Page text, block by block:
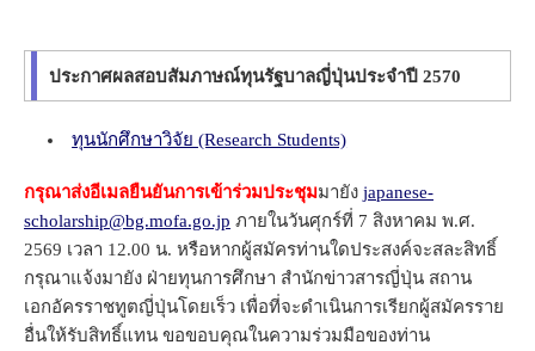
ประกาศผลสอบสัมภาษณ์ทุนรัฐบาลญี่ปุ่นประจำปี 2570
ทุนนักศึกษาวิจัย (Research Students)
กรุณาส่งอีเมลยืนยันการเข้าร่วมประชุมมายัง japanese-
scholarship@bg.mofa.go.jp ภายในวันศุกร์ที่ 7 สิงหาคม พ.ศ.
2569 เวลา 12.00 น. หรือหากผู้สมัครท่านใดประสงค์จะสละสิทธิ์
กรุณาแจ้งมายัง ฝ่ายทุนการศึกษา สำนักข่าวสารญี่ปุ่น สถาน
เอกอัครราชทูตญี่ปุ่นโดยเร็ว เพื่อที่จะดำเนินการเรียกผู้สมัครราย
อื่นให้รับสิทธิ์แทน ขอขอบคุณในความร่วมมือของท่าน